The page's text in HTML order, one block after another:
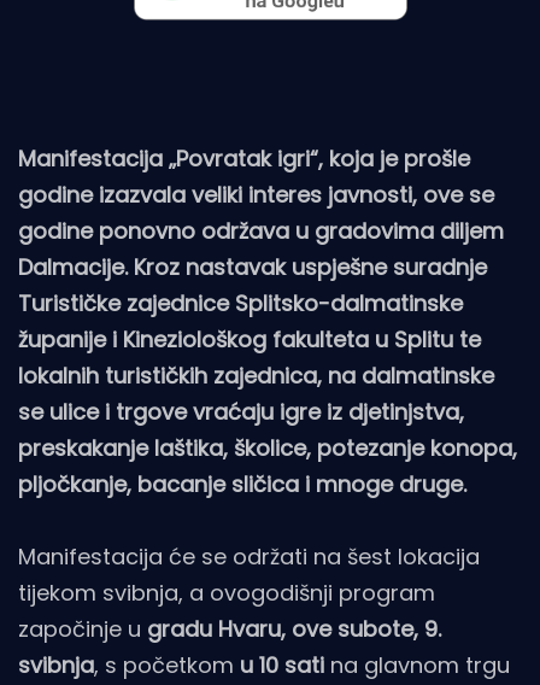
Manifestacija „Povratak igri“, koja je prošle
godine izazvala veliki interes javnosti, ove se
godine ponovno održava u gradovima diljem
Dalmacije. Kroz nastavak uspješne suradnje
Turističke zajednice Splitsko-dalmatinske
županije i Kineziološkog fakulteta u Splitu te
lokalnih turističkih zajednica, na dalmatinske
se ulice i trgove vraćaju igre iz djetinjstva,
preskakanje laštika, školice, potezanje konopa,
pljočkanje, bacanje sličica i mnoge druge.
Manifestacija će se održati na šest lokacija
tijekom svibnja, a ovogodišnji program
započinje u gradu Hvaru, ove subote, 9.
svibnja, s početkom u 10 sati na glavnom trgu